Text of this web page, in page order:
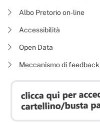
Albo Pretorio on-line
Accessibilità
Open Data
Meccanismo di feedback